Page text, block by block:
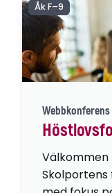
Webbkonferens
Välkommen
Åk F–9